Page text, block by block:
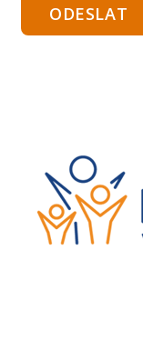
ODESLAT